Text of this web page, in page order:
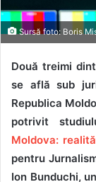
Sursă foto: Boris
Două treimi
se află sub
Republica
potrivit
Moldova:
pentru
Ion Bunduchi,